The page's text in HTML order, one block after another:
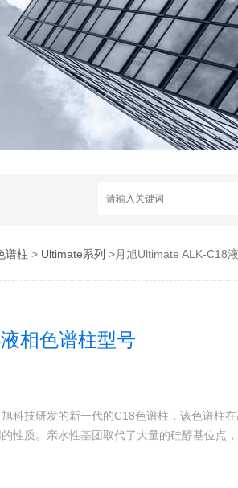
谱柱 > Ultimate系列 >月旭Ultimate ALK-C18
相色谱柱型号
科技研发的新一代的C18色谱柱，该色谱柱
性质。亲水性基团取代了大量的硅醇基位点